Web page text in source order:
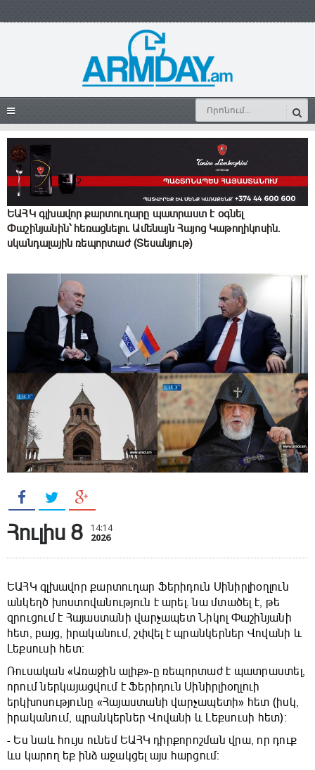
ԵԱՀԿ գլխավոր քարտուղարը պատրաստ է օգնել
Փաշինյանին՝ հեռացնելու Ամենայն Հայոց Կաթողիկոսին.
սկանդալային ռեպորտաժ (Տեսանյութ)
Հուլիս 8 14:14
2026
ԵԱՀԿ գլխավոր քարտուղար Ֆերիդուն Սինիրլիօղլուն
անկեղծ խոստովանություն է արել. նա մտածել է, թե
զրուցում է Հայաստանի վարչապետ Նիկոլ Փաշինյանի
հետ, բայց, իրականում, շփվել է պրանկերներ Վովանի և
Լեքսուսի հետ։
Ռուսական «Առաջին ալիք»-ը ռեպորտաժ է պատրաստել,
որում ներկայացվում է Ֆերիդուն Սինիրլիօղլուի
երկխոսությունը «Հայաստանի վարչապետի» հետ (իսկ,
իրականում, պրանկերներ Վովանի և Լեքսուսի հետ)։
- Ես նաև հույս ունեմ ԵԱՀԿ դիրքորոշման վրա, որ դուք
ևս կարող եք ինձ աջակցել այս հարցում։